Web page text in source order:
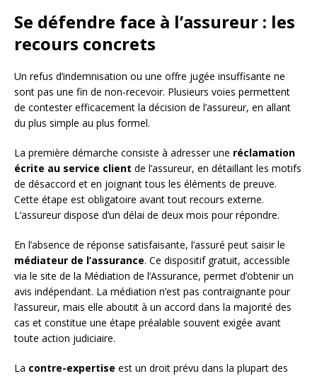
Se défendre face à l’assureur : les
recours concrets
Un refus d’indemnisation ou une offre jugée insuffisante ne
sont pas une fin de non-recevoir. Plusieurs voies permettent
de contester efficacement la décision de l’assureur, en allant
du plus simple au plus formel.
La première démarche consiste à adresser une réclamation
écrite au service client de l’assureur, en détaillant les motifs
de désaccord et en joignant tous les éléments de preuve.
Cette étape est obligatoire avant tout recours externe.
L’assureur dispose d’un délai de deux mois pour répondre.
En l’absence de réponse satisfaisante, l’assuré peut saisir le
médiateur de l’assurance. Ce dispositif gratuit, accessible
via le site de la Médiation de l’Assurance, permet d’obtenir un
avis indépendant. La médiation n’est pas contraignante pour
l’assureur, mais elle aboutit à un accord dans la majorité des
cas et constitue une étape préalable souvent exigée avant
toute action judiciaire.
La contre-expertise est un droit prévu dans la plupart des